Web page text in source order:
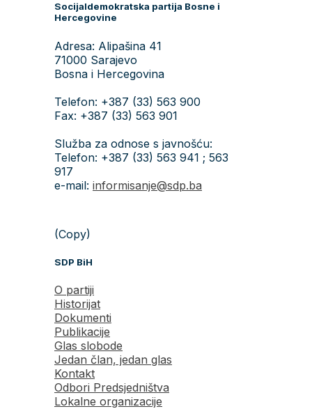
Socijaldemokratska partija Bosne i
Hercegovine
Adresa: Alipašina 41
71000 Sarajevo
Bosna i Hercegovina
Telefon: +387 (33) 563 900
Fax: +387 (33) 563 901
Služba za odnose s javnošću:
Telefon: +387 (33) 563 941 ; 563
917
e-mail: informisanje@sdp.ba
(Copy)
SDP BiH
O partiji
Historijat
Dokumenti
Publikacije
Glas slobode
Jedan član, jedan glas
Kontakt
Odbori Predsjedništva
Lokalne organizacije